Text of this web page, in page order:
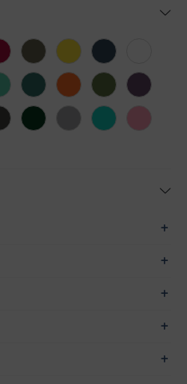
Cink Citromsárga
Denim
Méregzöld
NarancsOliva Padlizsán
SötétzöldSportszürke
Türkiz
Világos
rózsaszín